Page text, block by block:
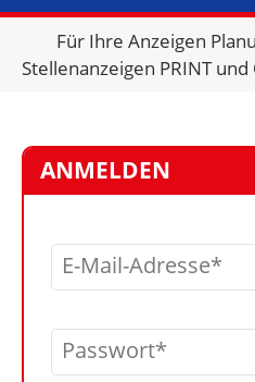
KRAN &
Für Ihre Anzeigen
Stellenanzeigen PRINT
ANMELDEN
E-Mail-Adresse
Passwort